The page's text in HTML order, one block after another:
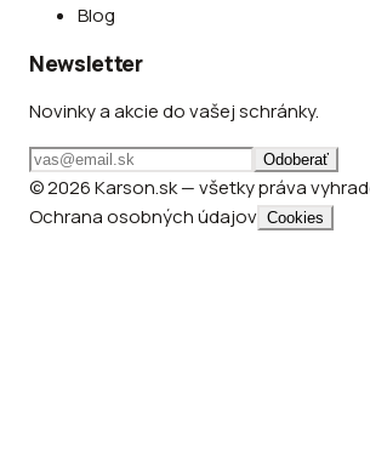
Blog
Newsletter
Novinky a akcie do vašej schránky.
Odoberať
© 2026 Karson.sk — všetky práva
Ochrana osobných údajov Cookies